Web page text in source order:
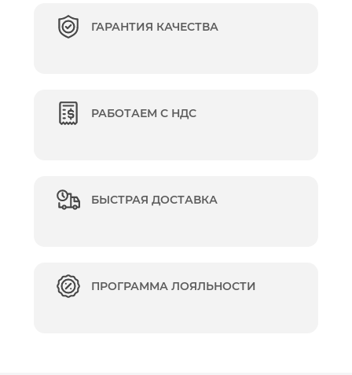
ГАРАНТИЯ КАЧЕСТВА
РАБОТАЕМ С НДС
БЫСТРАЯ ДОСТАВКА
ПРОГРАММА ЛОЯЛЬНОСТИ